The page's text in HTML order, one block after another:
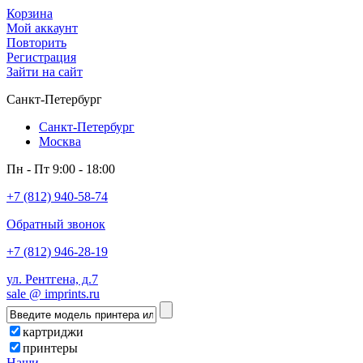
Корзина
Мой аккаунт
Повторить
Регистрация
Зайти на сайт
Санкт-Петербург
Санкт-Петербург
Москва
Пн - Пт 9:00 - 18:00
+7 (812) 940-58-74
Обратный звонок
+7 (812) 946-28-19
ул. Рентгена, д.7
sale @ imprints.ru
картриджи
принтеры